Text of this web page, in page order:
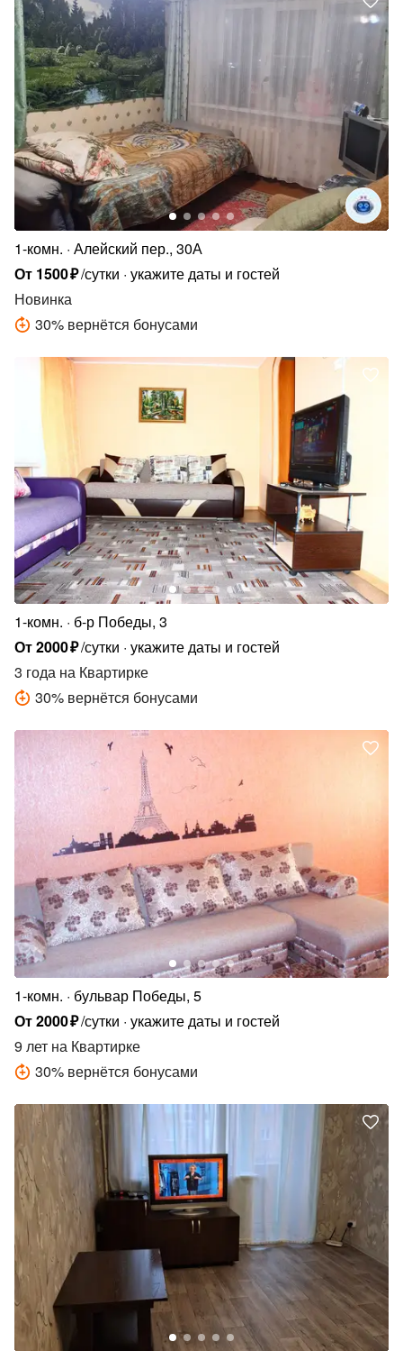
1-комн. Алейский пер., 30А
От 1500₽/сутки укажите даты и гостей
Новинка
30% вернётся бонусами
1-комн.
б-р Победы, 3
От2000₽/сутки укажите даты и гостей
3 года на Квартирке
30% вернётся бонусами
1-комн.
бульвар Победы, 5
От2000₽/сутки укажите даты и гостей
9 лет на Квартирке
30% вернётся бонусами